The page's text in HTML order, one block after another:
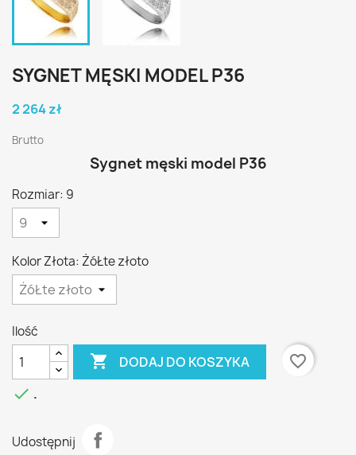
SYGNET MĘSKI MODEL P36
2 264 zł
Brutto
Sygnet męski model P36
Rozmiar: 9
Kolor Złota: ŻóŁte złoto
Ilość
 DODAJ DO KOSZYKA
favorite_border
 .
Udostępnij